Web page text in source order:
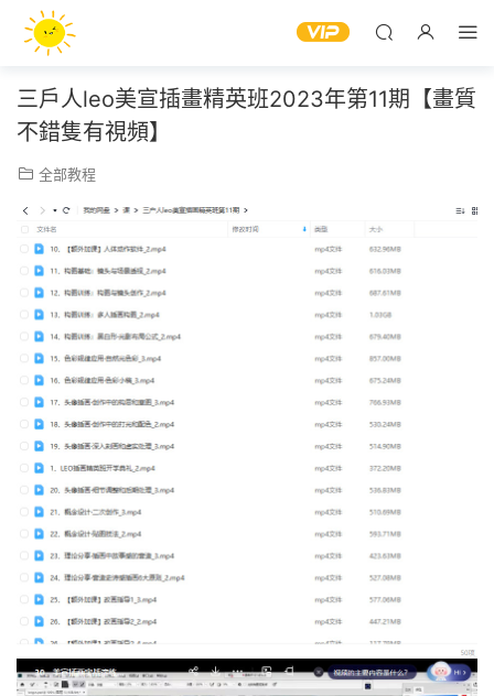
三戶人leo美宣插畫精英班2023年第11期【畫質
不錯隻有視頻】
全部教程